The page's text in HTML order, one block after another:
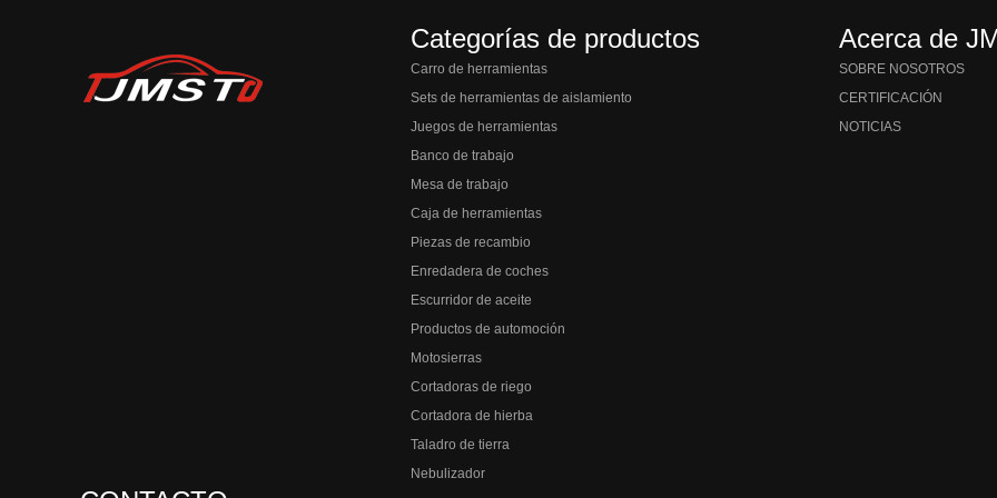
Categorías de productos
Carro de herramientas
Sets de herramientas de aislamiento
Juegos de herramientas
Banco de trabajo
Mesa de trabajo
Caja de herramientas
Piezas de recambio
Enredadera de coches
Escurridor de aceite
Productos de automoción
Motosierras
Cortadoras de riego
Cortadora de hierba
Taladro de tierra
Nebulizador
Acerca de
SOBRE NOSOTROS
CERTIFICACIÓN
NOTICIAS